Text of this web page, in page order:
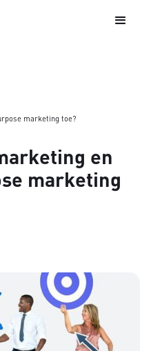
marketing toe?
en
marketing